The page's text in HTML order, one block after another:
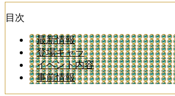
目次
最新情報
登場キャラ
イベント内容
事前情報